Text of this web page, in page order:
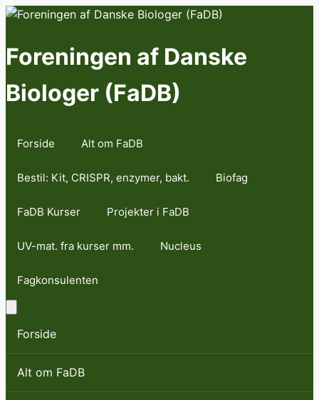
Skip
content
Foreningen af Danske
Biologer (FaDB)
Forside Alt om FaDB
Bestil: Kit, CRISPR, enzymer, bakt. Biofag
FaDB Kurser Projekter i FaDB
UV-mat. fra kurser mm. Nucleus
Fagkonsulenten
Forside
Alt om FaDB